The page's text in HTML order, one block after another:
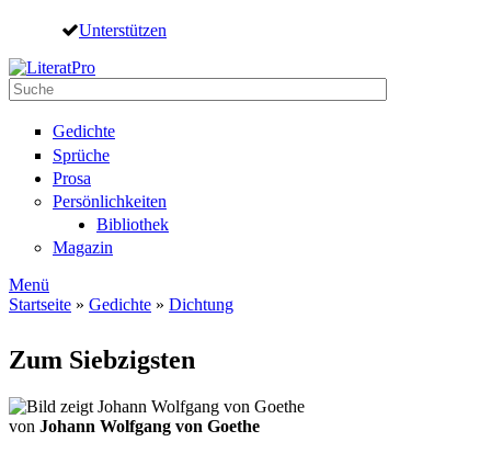
Direkt zum Inhalt
Unterstützen
Suche
Gedichte
Sprüche
Prosa
Persönlichkeiten
Bibliothek
Magazin
Menü
Startseite » Gedichte » Dichtung
Zum Siebzigsten
von Johann Wolfgang von Goethe